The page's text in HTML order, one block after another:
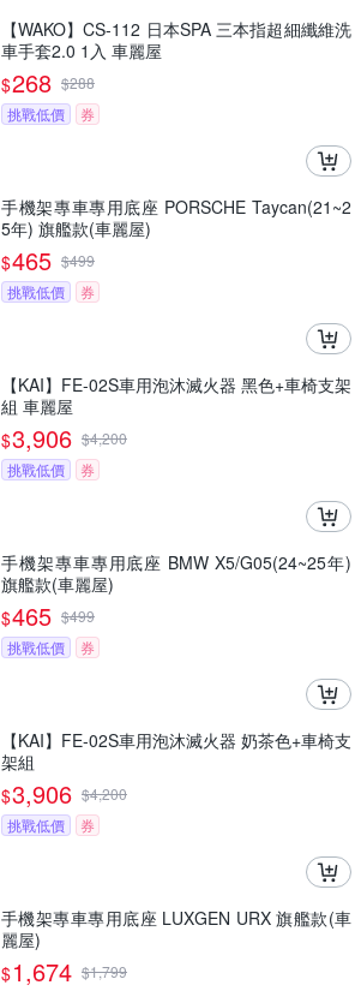
【WAKO】CS-112 日本SPA 三本指超細纖維洗
車手套2.0 1入 車麗屋
$268 $288
挑戰低價
券
手機架專車專用底座 PORSCHE Taycan(21~2
5年) 旗艦款(車麗屋)
$465 $499
挑戰低價
券
【KAI】FE-02S車用泡沐滅火器 黑色+車椅支架
組 車麗屋
$3,906 $4,200
挑戰低價
券
手機架專車專用底座 BMW X5/G05(24~25年)
旗艦款(車麗屋)
$465 $499
挑戰低價
券
【KAI】FE-02S車用泡沐滅火器 奶茶色+車椅支
架組
$3,906 $4,200
挑戰低價
券
手機架專車專用底座 LUXGEN URX 旗艦款(車
麗屋)
$1,674 $1,799